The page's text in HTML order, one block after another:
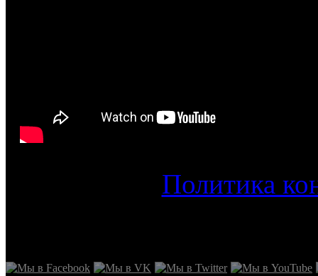
Политика